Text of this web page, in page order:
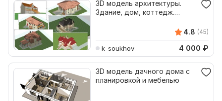
3D модель архитектуры.
Здание, дом, коттедж.
4.8 (45)
k_soukhov 4 000 ₽
3D модель дачного дома с
планировкой и мебелью